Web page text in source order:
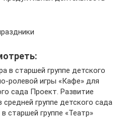
в старшей группе детского
ролевой игры «Кафе» для
сада Проект. Развитие
группе детского сада
старшей группе «Театр»